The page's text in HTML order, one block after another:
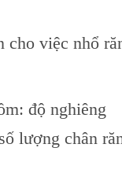
cho việc nhổ
độ nghiêng
lượng chân